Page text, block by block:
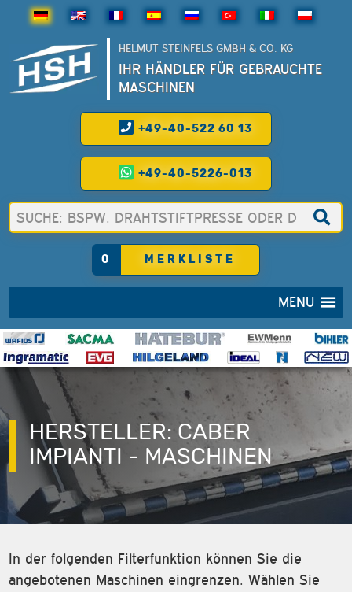
HELMUT STEINFELS GMBH & CO. KG
IHR HÄNDLER FÜR GEBRAUCHTE
MASCHINEN
+49-40-522 60 13
+49-40-5226-013
0 MERKLISTE
MENU
HERSTELLER: CABER
IMPIANTI - MASCHINEN
In der folgenden Filterfunktion können Sie die
angebotenen Maschinen eingrenzen. Wählen Sie